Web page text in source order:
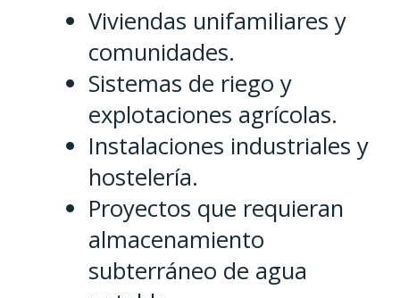
Viviendas unifamiliares y
comunidades.
Sistemas de riego y
explotaciones agrícolas.
Instalaciones industriales y
hostelería.
Proyectos que requieran
almacenamiento
subterráneo de agua